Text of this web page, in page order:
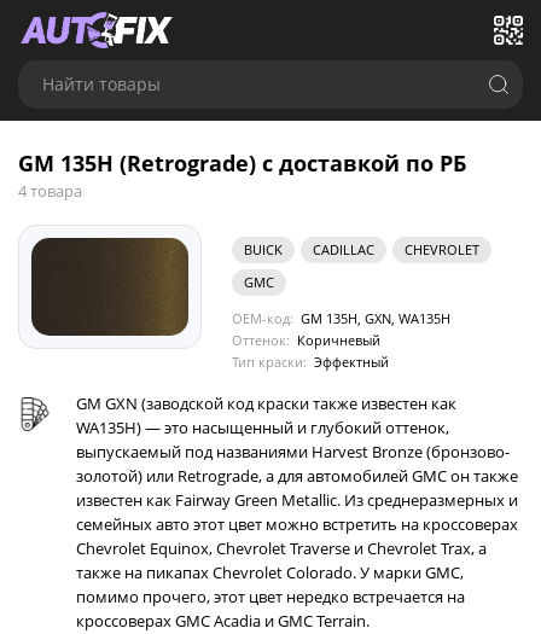
Найти товары
GM 135H (Retrograde) с доставкой по РБ
4 товара
BUICK CADILLAC
CHEVROLET
GMC
OEM-код: GM 135H, GXN, WA135H
Оттенок: Коричневый
Тип краски: Эффектный
GM GXN (заводской код краски также известен как
WA135H) — это насыщенный и глубокий оттенок,
выпускаемый под названиями Harvest Bronze (бронзово-
золотой) или Retrograde, а для автомобилей GMC он также
известен как Fairway Green Metallic. Из среднеразмерных и
семейных авто этот цвет можно встретить на кроссоверах
Chevrolet Equinox, Chevrolet Traverse и Chevrolet Trax, а
также на пикапах Chevrolet Colorado. У марки GMC,
помимо прочего, этот цвет нередко встречается на
кроссоверах GMC Acadia и GMC Terrain.